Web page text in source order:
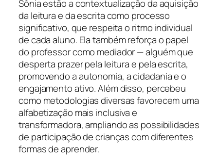
Sônia estão a contextualização da aquisição
da leitura e da escrita como processo
significativo, que respeita o ritmo individual
de cada aluno. Ela também reforça o papel
do professor como mediador — alguém que
desperta prazer pela leitura e pela escrita,
promovendo a autonomia, a cidadania e o
engajamento ativo. Além disso, percebeu
como metodologias diversas favorecem uma
alfabetização mais inclusiva e
transformadora, ampliando as possibilidades
de participação de crianças com diferentes
formas de aprender.